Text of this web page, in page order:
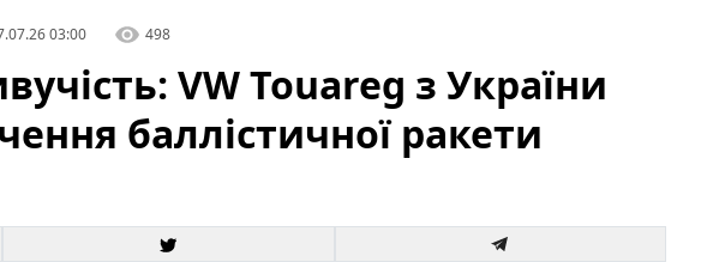
03:00 498
VW Touareg з України
баллістичної ракети